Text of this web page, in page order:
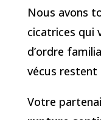
Nous avons
cicatrices qui
d’ordre
vécus restent
Votre